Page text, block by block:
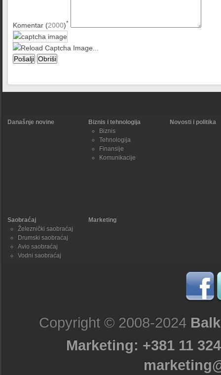
Komentar (2000)*
Današnje novine
Biznis i tehnologija
Biznis
Tehnologija
Finansije
Komunikacije
Novosti i politika
Saobraćaj
Železnički saobraćaj
Drumski saobraćaj
Avio saobraćaj
Vodni saobraćaj
Marketing
Copyright © 2008-2024
Marketing: +381 11